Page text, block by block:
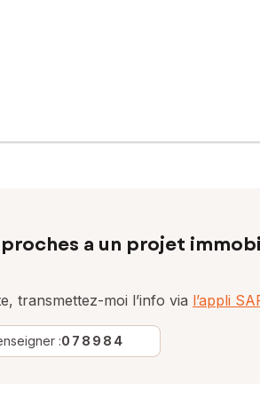
proches a un projet
transmettez-moi l’info via l’appli
:078984